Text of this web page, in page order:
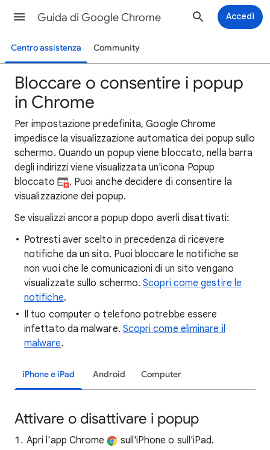
Guida di Google Chrome Accedi
Centro assistenza Community
Bloccare o consentire i popup
in Chrome
Per impostazione predefinita, Google Chrome
impedisce la visualizzazione automatica dei popup sullo
schermo. Quando un popup viene bloccato, nella barra
degli indirizzi viene visualizzata un'icona Popup
bloccato
. Puoi anche decidere di consentire la
visualizzazione dei popup.
Se visualizzi ancora popup dopo averli disattivati:
Potresti aver scelto in precedenza di ricevere
notifiche da un sito. Puoi bloccare le notifiche se
non vuoi che le comunicazioni di un sito vengano
visualizzate sullo schermo.Scopri come gestire le
notifiche.
Il tuo computer o telefono potrebbe essere
infettato da malware. Scopri come eliminare il
malware.
iPhone e iPad Android Computer
Attivare o disattivare i popup
Apri l'app Chrome
sull'iPhone o sull'iPad.